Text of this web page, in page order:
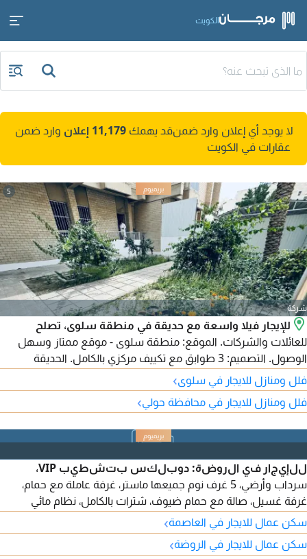
الكويت
لا يوجد أي إعلان وارد ضمنقد يهمك 11,179 إعلان
وارد ضمن
عقارات في الكويت
5
شركة
للإيجار فيلا واسعة مع حديقة في منطقة سلوى، تصلح
للعائلات والشركات. الموقع: منطقة سلوى - موقع ممتاز وسهل
الوصول. التصميم: 3 طوابق مع تكييف مركزي بالكامل. الحديقة
والمواقف: حديقة خاصة ومواقف سيارات داخلية وخارجية تتسع لعدة
سيارات. توزيع الأدوار: الطابق الأرضي: صالات استقبال واسعة +
مطبخ مجهز + حمام ومغاسل ضيوف + حديقة + مواقف. الطابق
صالة صغيرة.
فلل ومنازل للايجار في سلوى›
فلل ومنازل للايجار في محافظة حولي›
للإيجار في الروضة: دوبلكس بتشطيب VIP،
سرداب وأرضي، 5 غرف نوم جميعها ماستر، غرفة عاملة مع حمام،
غرفة غسيل، صالة مع حمام ضيوف، شترات بالكامل، نظام مائي
مستقل، تكييف مركزي بتحكم مستقل لكل غرفة، زجاج عازل للصوت
والحرارة، مصعد بتحكم مستقل أثناء الاستخدام، ومزايا أخرى. الإيجار:
1500 د.ك قابل للتفاوض.
سكن عمال للايجار في العاصمة›
سكن عمال للايجار في الروضة›